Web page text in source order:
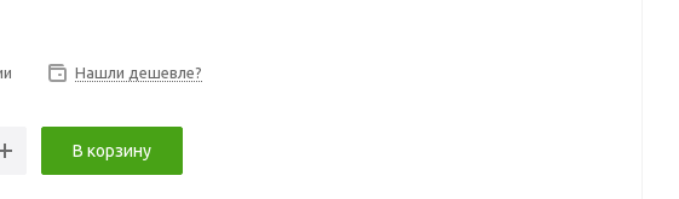
Нашли дешевле?
В корзину